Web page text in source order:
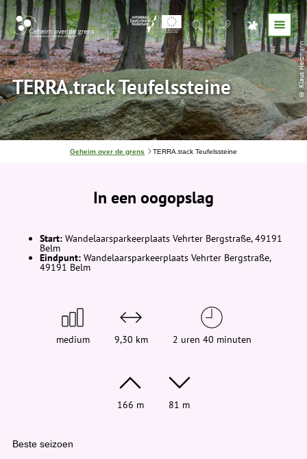
© Klaus Herzmann
TERRA.track Teufelssteine
J
t
j
h
Geheim over de grens TERRA.track Teufelssteine
In een oogopslag
Start: Wandelaarsparkeerplaats Vehrter Bergstraße, 49191
Belm
Eindpunt: Wandelaarsparkeerplaats Vehrter Bergstraße,
49191 Belm
medium 9,30 km 2 uren 40 minuten
166 m 81 m
Beste seizoen